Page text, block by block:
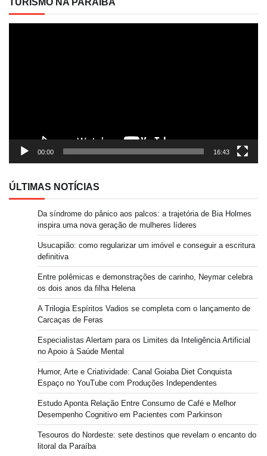
00:00 16:43
ÚLTIMAS NOTÍCIAS
Da síndrome do pânico aos palcos: a trajetória de Bia Holmes
inspira uma nova geração de mulheres líderes
Usucapião: como regularizar um imóvel e conseguir a escritura
definitiva
Entre polêmicas e demonstrações de carinho, Neymar celebra
os dois anos da filha Helena
A Trilogia Espíritos Vadios se completa com o lançamento de
Carcaças de Feras
Especialistas Alertam para os Limites da Inteligência Artificial
no Apoio à Saúde Mental
Humor, Arte e Criatividade: Canal Goiaba Diet Conquista
Espaço no YouTube com Produções Independentes
Estudo Aponta Relação Entre Consumo de Café e Melhor
Desempenho Cognitivo em Pacientes com Parkinson
Tesouros do Nordeste: sete destinos que revelam o encanto do
litoral da Paraíba